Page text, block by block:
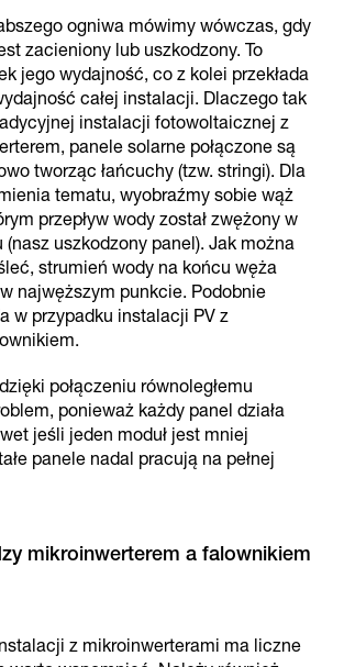
ogniwa mówimy wówczas, gdy
zacieniony lub uszkodzony. To
jego wydajność, co z kolei przekłada
całej instalacji. Dlaczego tak
instalacji fotowoltaicznej z
panele solarne połączone są
tworząc łańcuchy (tzw. stringi). Dla
tematu, wyobraźmy sobie wąż
przepływ wody został zwężony w
uszkodzony panel). Jak można
strumień wody na końcu węża
najwęższym punkcie. Podobnie
w przypadku instalacji PV z
połączeniu równoległemu
ponieważ każdy panel działa
jeśli jeden moduł jest mniej
panele nadal pracują na pełnej
mikroinwerterem a falownikiem
z mikroinwerterami ma liczne